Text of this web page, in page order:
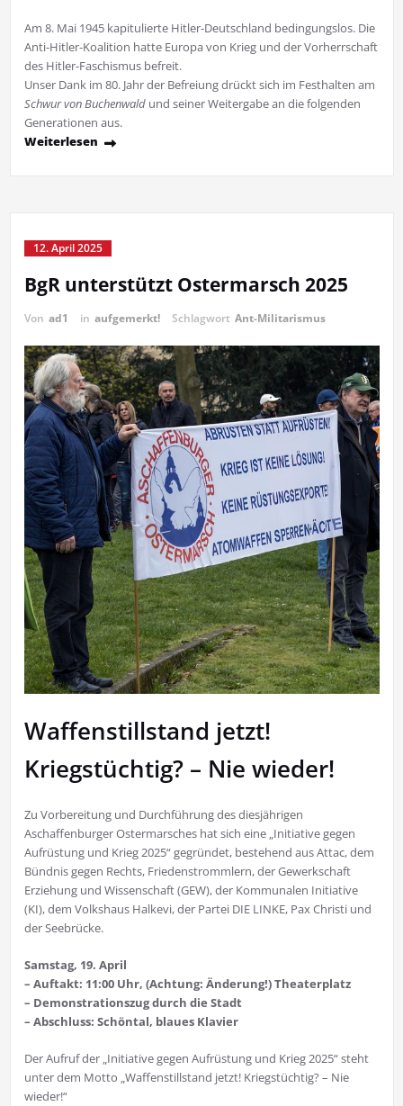
Am 8. Mai 1945 kapitulierte Hit­ler-Deutschland bedingungslos. Die
Anti-Hitler-Koalition hatte Europa von Krieg und der Vor­herrschaft
des Hitler-Faschismus befreit.
Unser Dank im 80. Jahr der Befreiu­ng drückt sich im Festhalten am
Schwur von Buchenwaldund seiner Weitergabe an die folgen­den
Generationen aus.
Weiterlesen
12. April 2025
BgR unterstützt Ostermarsch 2025
Von ad1 in aufgemerkt! Schlagwort Ant-Militarismus
Waffenstillstand jetzt!
Kriegstüchtig? – Nie wieder!
Zu Vorbereitung und Durchführung des diesjährigen
Aschaffenburger Ostermarsches hat sich eine „Initiative gegen
Aufrüstung und Krieg 2025“ gegründet, bestehend aus Attac, dem
Bündnis gegen Rechts, Friedenstrommlern, der Gewerkschaft
Erziehung und Wissenschaft (GEW), der Kommunalen Initiative
(KI), dem Volkshaus Halkevi, der Partei DIE LINKE, Pax Christi und
der Seebrücke.
Samstag, 19. April
– Auftakt: 11:00 Uhr, (Achtung: Änderung!) Theaterplatz
– Demonstrationszug durch die Stadt
– Abschluss: Schöntal, blaues Klavier
Der Aufruf der „Initiative gegen Aufrüstung und Krieg 2025“ steht
unter dem Motto „Waffenstillstand jetzt! Kriegstüchtig? – Nie
wieder!“